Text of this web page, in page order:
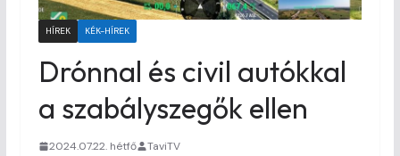
HÍREK KÉK-HÍREK
Drónnal és civil autókkal
a szabályszegők ellen
2024.07.22. hétfő TaviTV